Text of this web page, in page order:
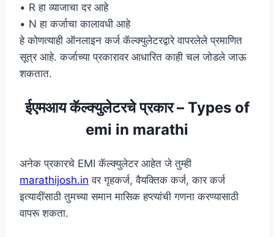
• R हा व्याजाचा दर आहे
• N हा कर्जाचा कालावधी आहे
हे कोणत्याही ऑनलाइन कर्ज कॅल्क्युलेटरद्वारे वापरलेले प्रमाणित
सूत्र आहे. कर्जाच्या प्रकारावर आधारित काही चल जोडले जाऊ
शकतात.
ईएमआय कॅल्क्युलेटरचे प्रकार – Types of
emi in marathi
अनेक प्रकारचे EMI कॅल्क्युलेटर आहेत जे तुम्ही
marathijosh.in वर गृहकर्ज, वैयक्तिक कर्ज, कार कर्ज
इत्यादींसाठी तुमच्या समान मासिक हप्त्यांची गणना करण्यासाठी
वापरू शकता.